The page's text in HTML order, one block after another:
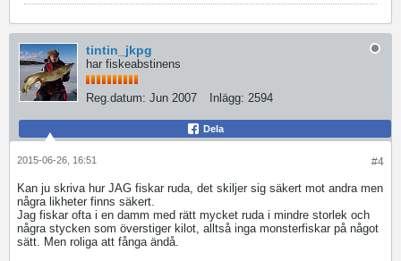
tintin_jkpg
har fiskeabstinens
Reg.datum: Jun 2007 Inlägg: 2594
Dela
#4
2015-06-26, 16:51
Kan ju skriva hur JAG fiskar ruda, det skiljer sig säkert mot andra men
några likheter finns säkert.
Jag fiskar ofta i en damm med rätt mycket ruda i mindre storlek och
några stycken som överstiger kilot, alltså inga monsterfiskar på något
sätt. Men roliga att fånga ändå.